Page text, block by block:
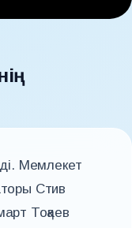
Мемлекет
Стив
Тоқаев